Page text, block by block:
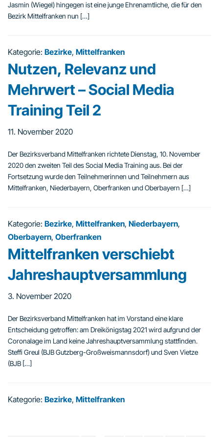
Jasmin (Wiegel) hingegen ist eine junge Ehrenamtliche, die für den
Bezirk Mittelfranken nun […]
Kategorie: Bezirke, Mittelfranken
Nutzen, Relevanz und
Mehrwert – Social Media
Training Teil 2
11. November 2020
Der Bezirksverband Mittelfranken richtete Dienstag, 10. November
2020 den zweiten Teil des Social Media Training aus. Bei der
Fortsetzung wurde den Teilnehmerinnen und Teilnehmern aus
Mittelfranken, Niederbayern, Oberfranken und Oberbayern […]
Kategorie: Bezirke, Mittelfranken, Niederbayern,
Oberbayern, Oberfranken
Mittelfranken verschiebt
Jahreshauptversammlung
3. November 2020
Der Bezirksverband Mittelfranken hat im Vorstand eine klare
Entscheidung getroffen: am Dreikönigstag 2021 wird aufgrund der
Coronalage im Land keine Jahreshauptversammlung stattfinden.
Steffi Greul (BJB Gutzberg-Großweismannsdorf) und Sven Vietze
(BJB […]
Kategorie: Bezirke, Mittelfranken